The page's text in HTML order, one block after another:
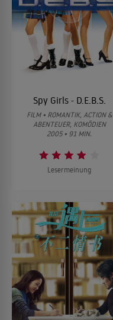
Spy Girls - D.E.B.S.
FILM • ROMANTIK, ACTION &
ABENTEUER, KOMÖDIEN
2005 • 91 MIN.
Lesermeinung